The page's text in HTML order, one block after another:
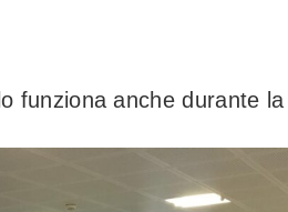
funziona anche durante